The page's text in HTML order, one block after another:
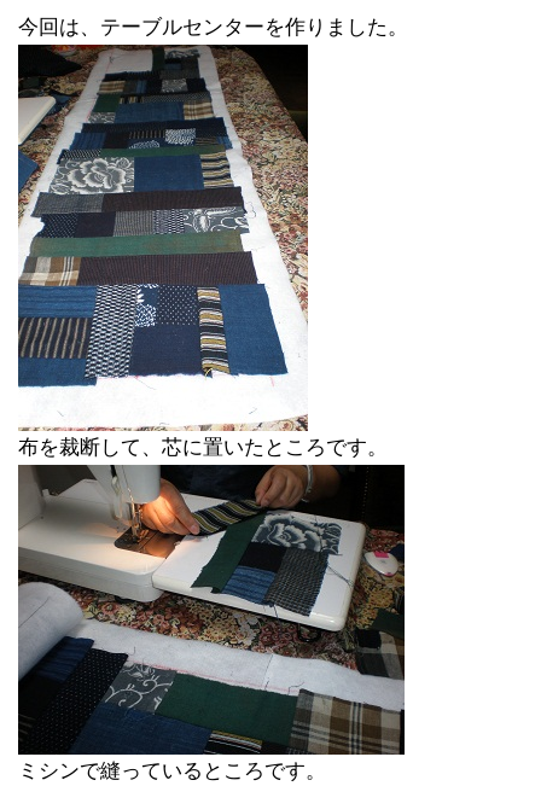
今回は、テーブルセンターを作りました。
布を裁断して、芯に置いたところです。
ミシンで縫っているところです。